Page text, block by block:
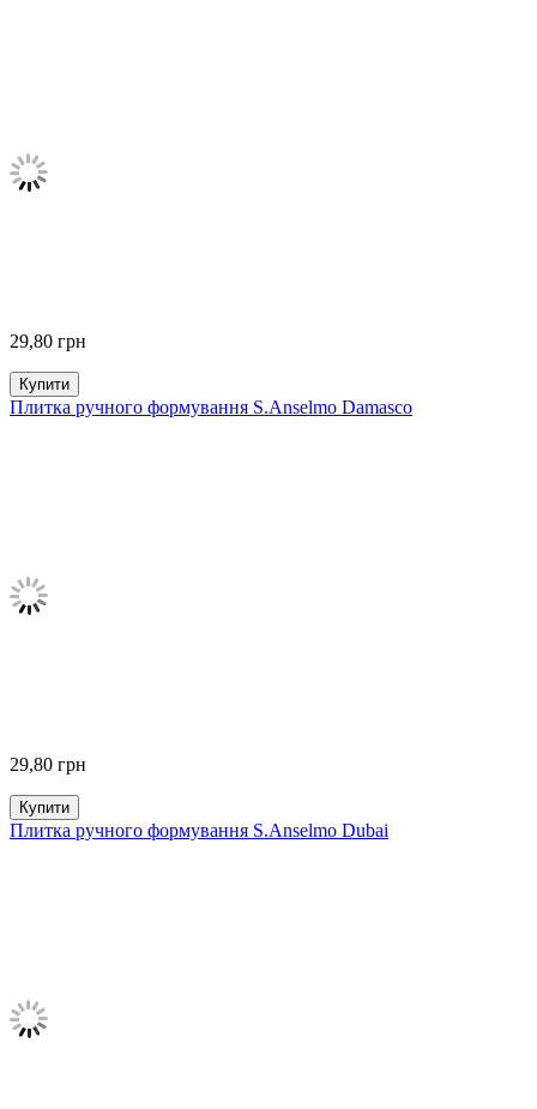
29,80 грн
Купити
Плитка ручного формування S.Anselmo Damasco
29,80 грн
Купити
Плитка ручного формування S.Anselmo Dubai